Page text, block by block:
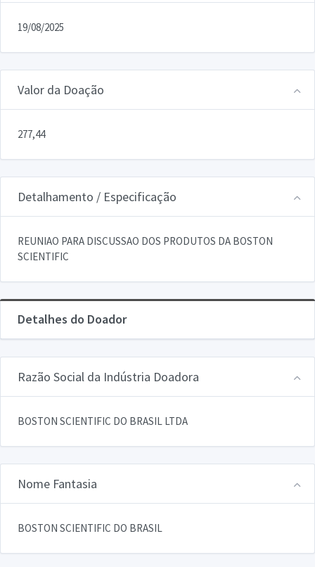
19/08/2025
Valor da Doação
277,44
Detalhamento / Especificação
REUNIAO PARA DISCUSSAO DOS PRODUTOS DA BOSTON
SCIENTIFIC
Detalhes do Doador
Razão Social da Indústria Doadora
BOSTON SCIENTIFIC DO BRASIL LTDA
Nome Fantasia
BOSTON SCIENTIFIC DO BRASIL